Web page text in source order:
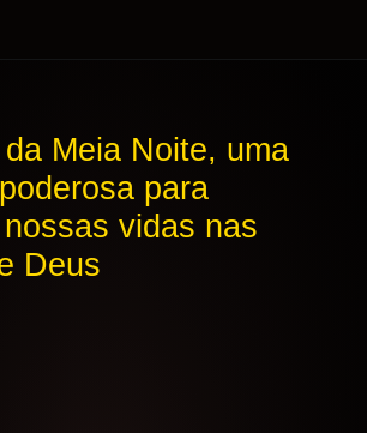
Meia Noite, uma
para
vidas nas
Deus